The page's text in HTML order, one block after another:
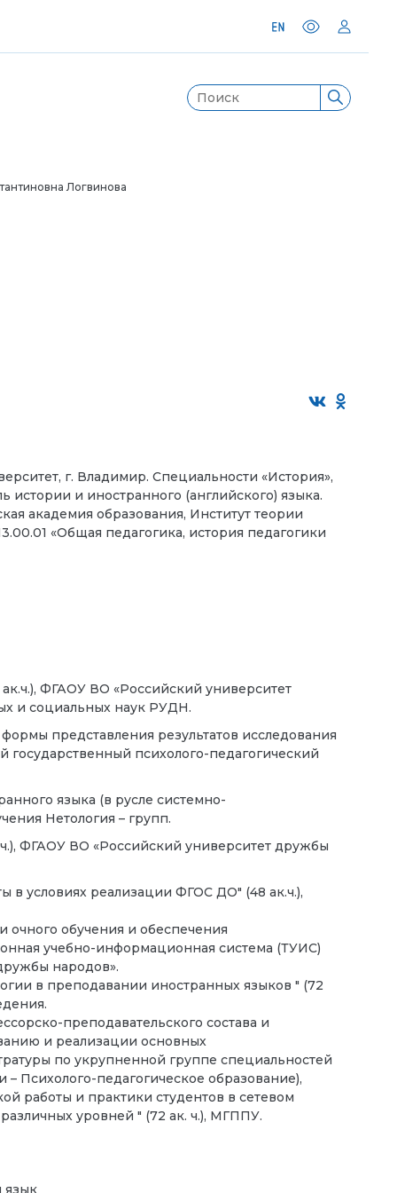
Логвинова
г. Владимир. Специальности «История»,
истории и иностранного (английского) языка.
академия образования, Институт теории
«Общая педагогика, история педагогики
ФГАОУ ВО «Российский университет
и социальных наук РУДН.
представления результатов исследования
психолого-педагогический
языка (в русле системно-
Нетология – групп.
ФГАОУ ВО «Российский университет дружбы
в условиях реализации ФГОС ДО" (48 ак.ч.),
очного обучения и обеспечения
учебно-информационная система (ТУИС)
народов».
в преподавании иностранных языков " (72
преподавательского состава и
и реализации основных
по укрупненной группе специальностей
Психолого-педагогическое образование),
работы и практики студентов в сетевом
уровней " (72 ак. ч.), МГППУ.
язык